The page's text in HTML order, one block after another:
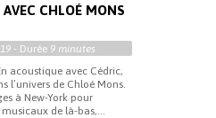
CHLOÉ MONS
- Durée 9 minutes
acoustique avec Cédric,
l’univers de Chloé Mons.
à New-York pour
musicaux de là-bas,...